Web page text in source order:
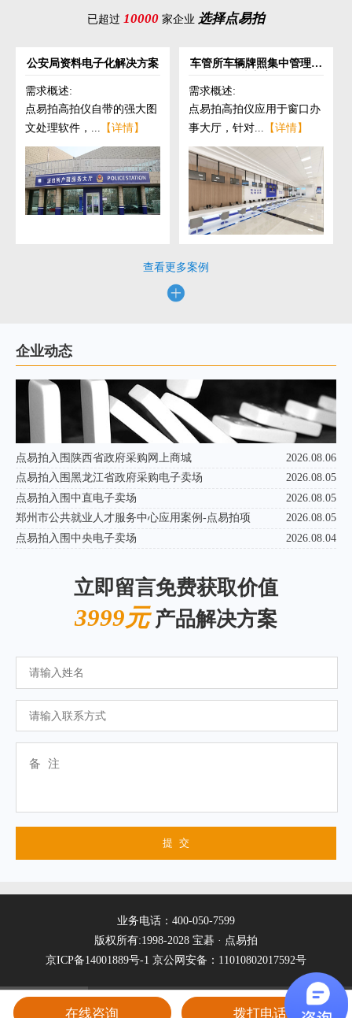
已超过 10000 家企业 选择点易拍
公安局资料电子化解决方案
需求概述:
点易拍高拍仪自带的强大图
文处理软件，... 【详情】
车管所车辆牌照集中管理解
需求概述:
点易拍高拍仪应用于窗口办
事大厅，针对... 【详情】
查看更多案例
企业动态
点易拍入围陕西省政府采购网上商城
2026.08.06
点易拍入围黑龙江省政府采购电子卖场
2026.08.05
点易拍入围中直电子卖场
2026.08.05
郑州市公共就业人才服务中心应用案例-点易拍项
2026.08.05
点易拍入围中央电子卖场
2026.08.04
立即留言免费获取价值
3999元产品解决方案
业务电话：400-050-7599
版权所有:1998-2028 宝碁 · 点易拍
京ICP备14001889号-1 京公网安备：11010802017592号
在线咨询 拨打电话